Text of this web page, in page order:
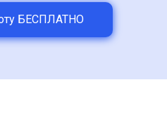
БЕСПЛАТНО